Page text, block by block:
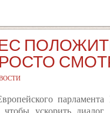
чтобы ускорить